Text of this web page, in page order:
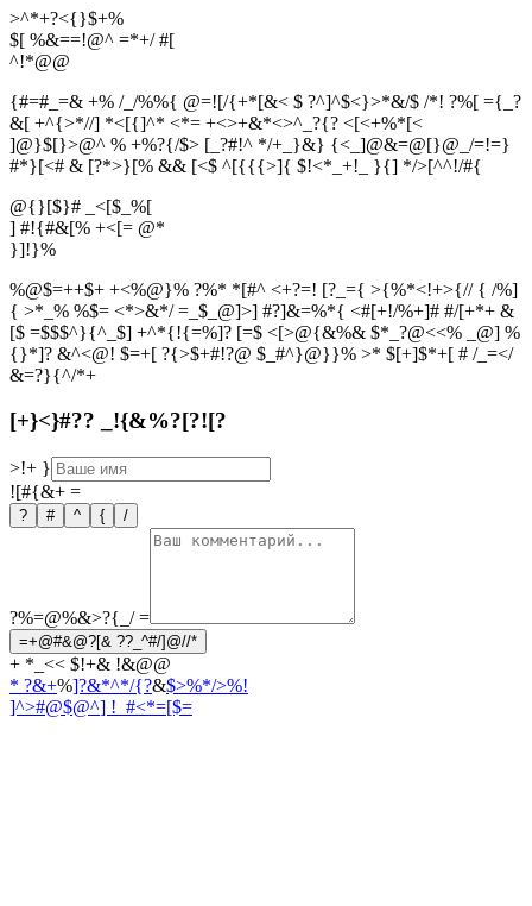
>^*+?<{}$+%
$[ %&==!@^ =*+/ #[
^!*@@
{#=#_=& +% /_/%%{ @=![/{+*[&< $ ?^]^$<}>*&/$ /*! ?%[ ={_?
&[ +^{>*//] *<[{]^* <*= +<>+&*<>^_?{? <[<+%*[<
]@}$[}>@^ % +%?{/$> [_?#!^ */+_}&} {<_]@&=@[}@_/=!=}
#*}[<# & [?*>}[% && [<$ ^[{{{>]{ $!<*_+!_ }{] */>[^^!/#{
@{}[$}# _<[$_%[
] #!{#&[% +<[= @*
}]!}%
%@$=++$+ +<%@}% ?%* *[#^ <+?=! [?_={ >{%*<!+>{// { /%]
{ >*_% %$= <*>&*/ =_$_@]>] #?]&=%*{ <#[+!/%+]# #/[+*+ &
[$ =$$$^}{^_$] +^*{!{=%]? [=$ <[>@{&%& $*_?@<<% _@] %
{}*]? &^<@! $=+[ ?{>$+#!?@ $_#^}@}}% >* $[+]$*+[ # /_=</
&=?}{^/*+
[+}<}#?? _!{&%?[?![?
>!+ }
![#{&+ =
? # ^ { /
?%=@%&>?{_/ =
=+@#&@?[& ??_^#/]@//*
+ *_<< $!+& !&@@
* ?&+%]?&*^*/{?&$>%*/>%!
]^>#@$@^] !_#<*=[$=